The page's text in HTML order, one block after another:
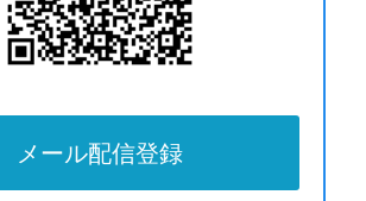
メール配信登録